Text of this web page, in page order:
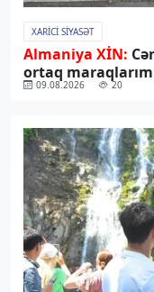
XARICI SIYASƏT
Almaniya XİN:
ortaq
09.08.2026 20